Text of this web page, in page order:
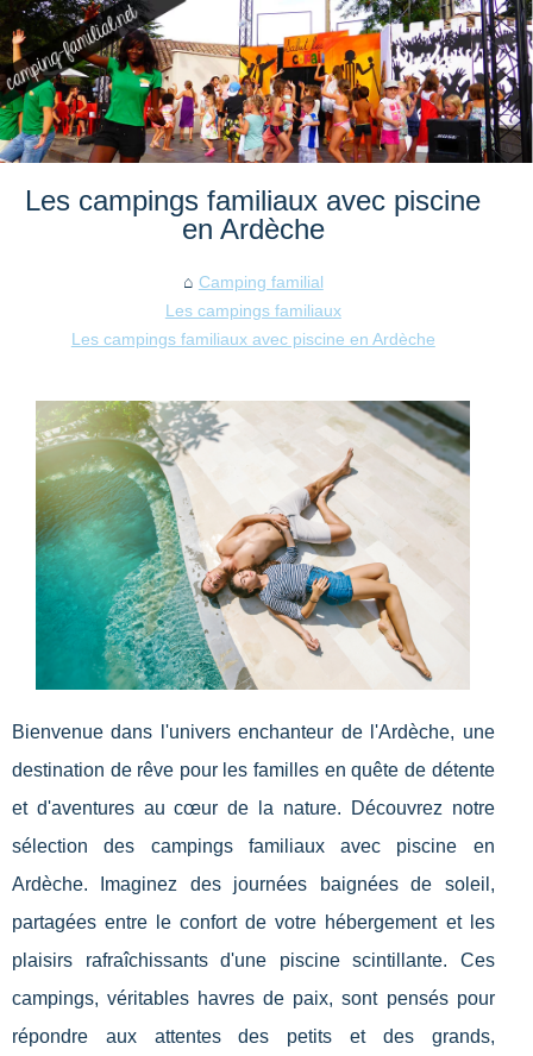
Les campings familiaux avec piscine
en Ardèche
Camping familial
Les campings familiaux
Les campings familiaux avec piscine en Ardèche
Bienvenue dans l'univers enchanteur de l'Ardèche, une
destination de rêve pour les familles en quête de détente
et d'aventures au cœur de la nature. Découvrez notre
sélection des campings familiaux avec piscine en
Ardèche. Imaginez des journées baignées de soleil,
partagées entre le confort de votre hébergement et les
plaisirs rafraîchissants d'une piscine scintillante. Ces
campings, véritables havres de paix, sont pensés pour
répondre aux attentes des petits et des grands,